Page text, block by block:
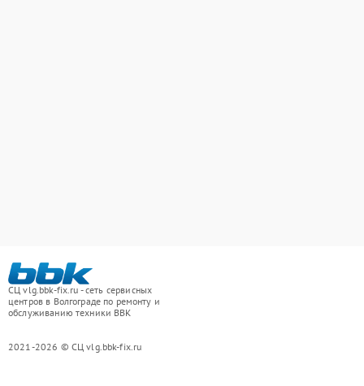
СЦ vlg.bbk-fix.ru - сеть сервисных
центров в Волгограде по ремонту и
обслуживанию техники BBK
2021-2026 © СЦ vlg.bbk-fix.ru